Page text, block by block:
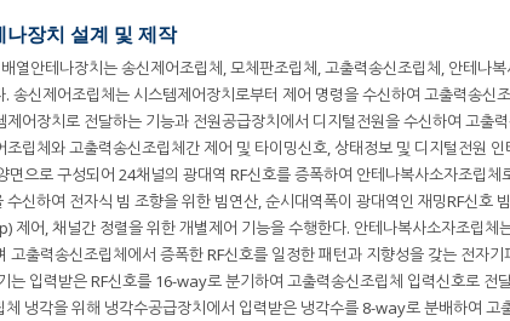
장치 설계 및 제작
열안테나장치는 송신제어조립체, 모체판조립체, 고출력송신조립체, 안테나
송신제어조립체는 시스템제어장치로부터 제어 명령을 수신하여 고출력송신
어장치로 전달하는 기능과 전원공급장치에서 디지털전원을 수신하여 고출
립체와 고출력송신조립체간 제어 및 타이밍신호, 상태정보 및 디지털전원
으로 구성되어 24채널의 광대역 RF신호를 증폭하여 안테나복사소자조립체
신하여 전자식 빔 조향을 위한 빔연산, 순시대역폭이 광대역인 재밍RF신호
어, 채널간 정렬을 위한 개별제어 기능을 수행한다. 안테나복사소자조립체
고출력송신조립체에서 증폭한 RF신호를 일정한 패턴과 지향성을 갖는 전자
는 입력받은 RF신호를 16-way로 분기하여 고출력송신조립체 입력신호로 전
냉각을 위해 냉각수공급장치에서 입력받은 냉각수를 8-way로 분배하여 고